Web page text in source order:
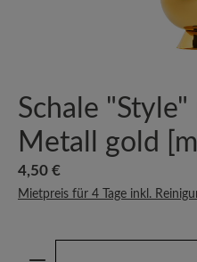
Schale
Metall gold
Regulärer Preis:
4,50 €
Mietpreis für 4 Tage inkl.
Produkt Anzahl: Gib